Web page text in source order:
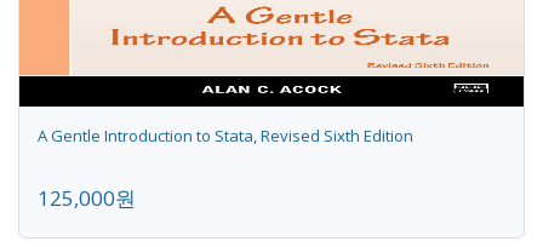
A Gentle Introduction to Stata, Revised Sixth Edition
125,000원